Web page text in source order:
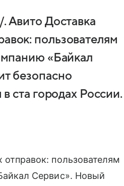
Доставка
пользователям
«Байкал
безопасно
ста городах России.
пользователям
Сервис». Новый